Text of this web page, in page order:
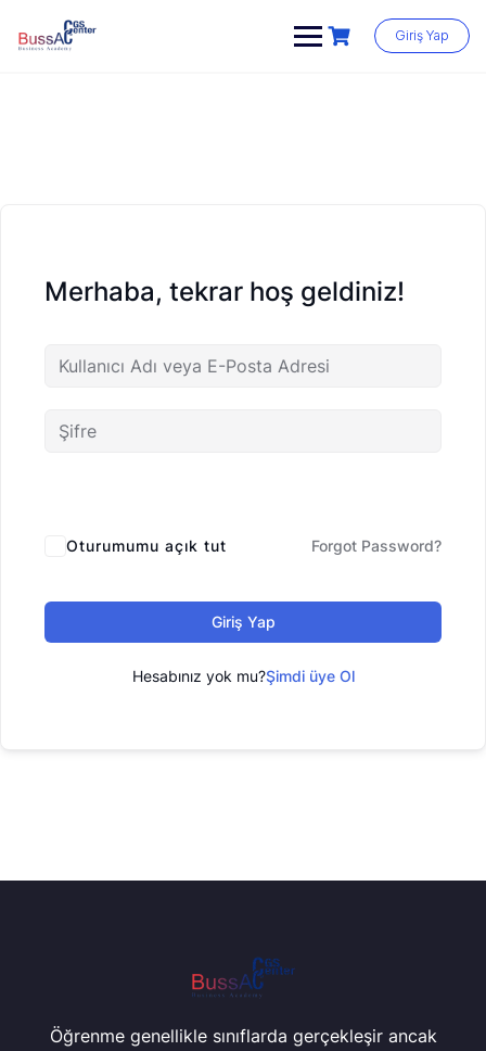
content
Giriş Yap
Merhaba, tekrar hoş geldiniz!
Oturumumu açık tut Forgot Password?
Giriş Yap
Hesabınız yok mu?Şimdi üye Ol
Öğrenme genellikle sınıflarda gerçekleşir ancak